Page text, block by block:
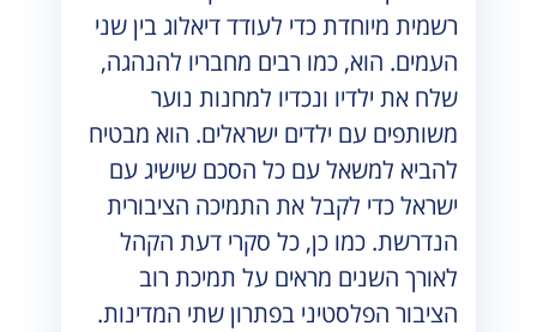
רשמית מיוחדת כדי לעודד דיאלוג בין שני
העמים. הוא, כמו רבים מחבריו להנהגה,
שלח את ילדיו ונכדיו למחנות נוער
משותפים עם ילדים ישראלים. הוא מבטיח
להביא למשאל עם כל הסכם שישיג עם
ישראל כדי לקבל את התמיכה הציבורית
הנדרשת. כמו כן, כל סקרי דעת הקהל
לאורך השנים מראים על תמיכת רוב
הציבור הפלסטיני בפתרון שתי המדינות.